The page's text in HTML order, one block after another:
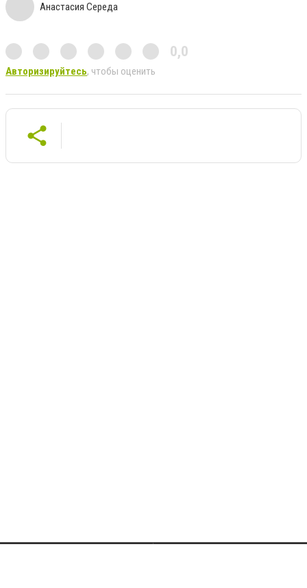
Анастасия Середа
0,0
Авторизируйтесь, чтобы оценить